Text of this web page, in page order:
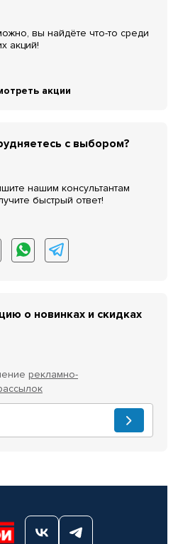
вы найдёте что-то среди
акций!
акции
с выбором?
нашим консультантам
быстрый ответ!
о новинках и скидках
рекламно-